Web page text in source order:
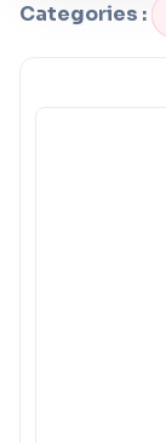
Categories :